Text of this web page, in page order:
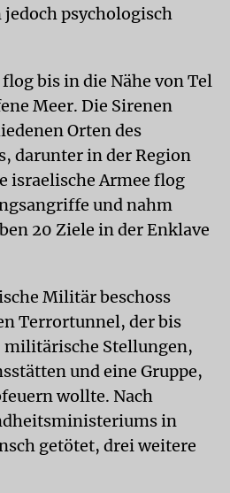
psychologisch
bis in die Nähe von Tel
Meer. Die Sirenen
Orten des
darunter in der Region
israelische Armee flog
und nahm
20 Ziele in der Enklave
Militär beschoss
Terrortunnel, der bis
militärische Stellungen,
und eine Gruppe,
wollte. Nach
in
getötet, drei weitere